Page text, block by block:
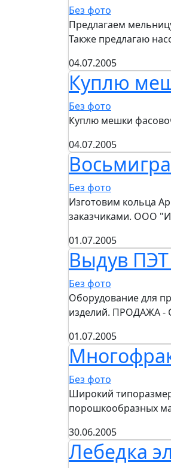
Без фото
Предлагаем
Также предлагаю
04.07.2005
Куплю
Без фото
Куплю мешки
04.07.2005
Без фото
Изготовим кольца
заказчиками. ООО
01.07.2005
Выдув
Без фото
Оборудование для
изделий. ПРОДАЖА -
01.07.2005
Без фото
Широкий
порошкообразных
30.06.2005
Лебедка